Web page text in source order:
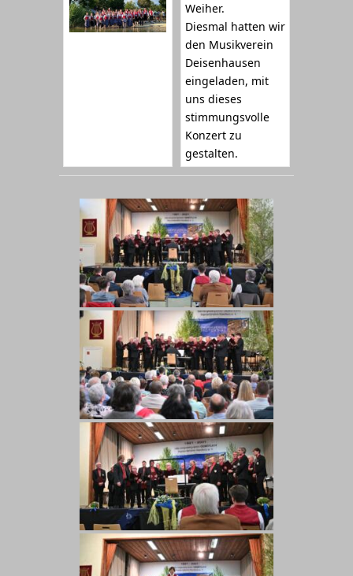
Weiher.
Diesmal hatten wir
den Musikverein
Deisenhausen
eingeladen, mit
uns dieses
stimmungsvolle
Konzert zu
gestalten.